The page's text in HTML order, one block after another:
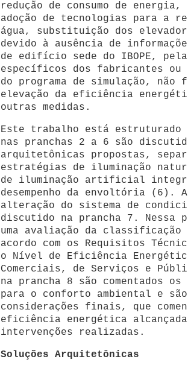
redução de consumo de energia,
adoção de tecnologias para a
água, substituição dos
devido à ausência de
de edifício sede do IBOPE,
específicos dos fabricantes
do programa de simulação,
elevação da eficiência
outras medidas.
Este trabalho está estruturado
nas pranchas 2 a 6 são
arquitetônicas propostas,
estratégias de iluminação
de iluminação artificial
desempenho da envoltória (6).
alteração do sistema de
discutido na prancha 7.
uma avaliação da classificação
acordo com os Requisitos
o Nível de Eficiência
Comerciais, de Serviços e
na prancha 8 são comentados
para o conforto ambiental e
considerações finais, que
eficiência energética
intervenções realizadas.
Soluções Arquitetônicas